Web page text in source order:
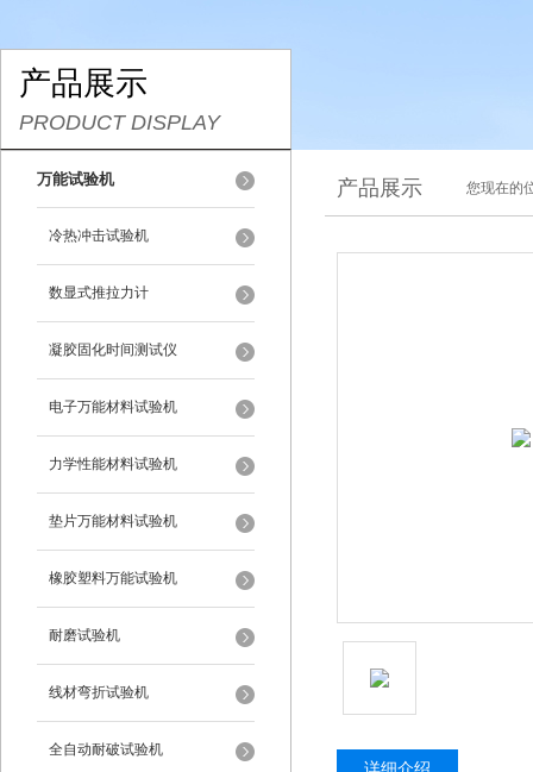
产品展示
PRODUCT DISPLAY
万能试验机
冷热冲击试验机
数显式推拉力计
凝胶固化时间测试仪
电子万能材料试验机
力学性能材料试验机
垫片万能材料试验机
橡胶塑料万能试验机
耐磨试验机
线材弯折试验机
全自动耐破试验机
产品展示 您现在的